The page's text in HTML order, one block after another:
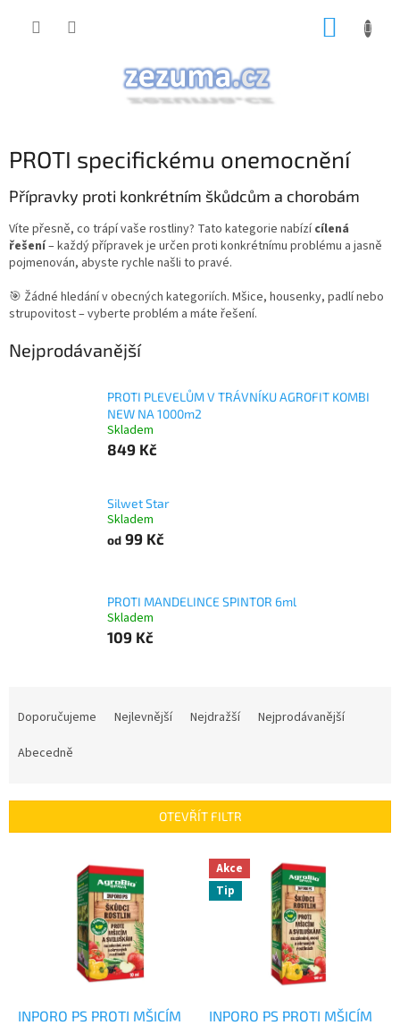
PROTI specifickému onemocnění
Přípravky proti konkrétním škůdcům a chorobám
Víte přesně, co trápí vaše rostliny? Tato kategorie nabízí cílená
řešení– každý přípravek je určen proti konkrétnímu problému a jasně
pojmenován, abyste rychle našli to pravé.
🎯 Žádné hledání v obecných kategoriích. Mšice, housenky, padlí nebo
strupovitost – vyberte problém a máte řešení.
Nejprodávanější
PROTI PLEVELŮM V TRÁVNÍKU AGROFIT KOMBI
NEW NA 1000m2
Skladem
849 Kč
Silwet Star
Skladem
od 99 Kč
PROTI MANDELINCE SPINTOR 6ml
Skladem
109 Kč
r
Doporučujeme Nejlevnější Nejdražší
Nejprodávanější
Abecedně
OTEVŘÍT FILTR
INPORO PS PROTI MŠICÍM
Akce
Tip
INPORO PS PROTI MŠICÍM